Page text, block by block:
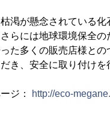
渇が懸念されている
らには地球環境保全
た多くの販売店様と
き、安全に取り付け
ジ： http://eco-